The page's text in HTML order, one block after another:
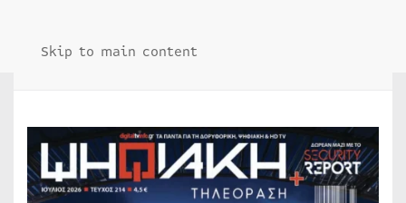
Skip to main content